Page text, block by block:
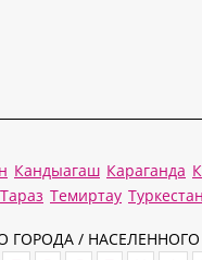
Кандыагаш Караганда
Тараз Темиртау Туркестан
ГОРОДА / НАСЕЛЕННОГО